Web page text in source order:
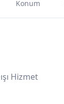
Konum
Hizmet